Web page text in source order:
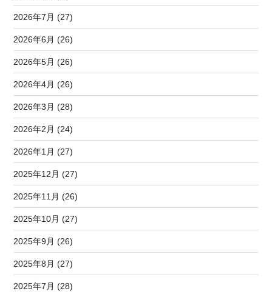
2026年7月 (27)
2026年6月 (26)
2026年5月 (26)
2026年4月 (26)
2026年3月 (28)
2026年2月 (24)
2026年1月 (27)
2025年12月 (27)
2025年11月 (26)
2025年10月 (27)
2025年9月 (26)
2025年8月 (27)
2025年7月 (28)